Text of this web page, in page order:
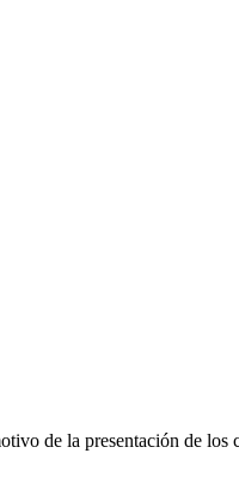
de la presentación de los